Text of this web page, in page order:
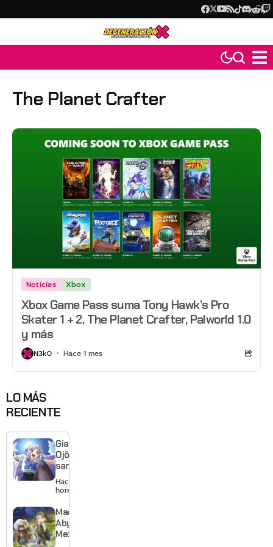
The Planet Crafter
Noticias Xbox
Xbox Game Pass suma Tony Hawk’s Pro
Skater 1 + 2, The Planet Crafter, Palworld 1.0
y más
N3k0 Hace 1 mes
LO MÁS
RECIENTE
Giant
Ojō-
sama
revela
visual y
estreno
para
enero de
Hace 20
horas
Made in
Abyss:
Mezameru